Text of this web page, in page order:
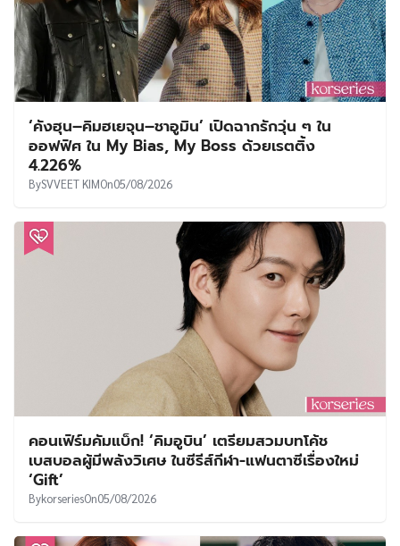
‘คังฮุน–คิมฮเยจุน–ชาอูมิน’ เปิดฉากรักวุ่น ๆ ใน
ออฟฟิศ ใน My Bias, My Boss ด้วยเรตติ้ง
4.226%
BySVVEET KIMOn05/08/2026
คอนเฟิร์มคัมแบ็ก! ‘คิมอูบิน’ เตรียมสวมบทโค้ช
เบสบอลผู้มีพลังวิเศษ ในซีรีส์กีฬา-แฟนตาซีเรื่องใหม่
‘Gift’
BykorseriesOn05/08/2026